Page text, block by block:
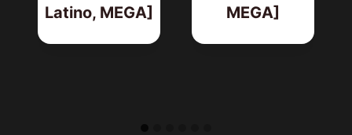
Latino, MEGA]
MEGA]